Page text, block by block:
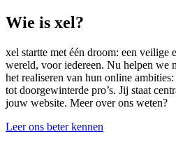
Wie is xel?
xel startte met één droom: een veilige
wereld, voor iedereen. Nu helpen we
het realiseren van hun online
tot doorgewinterde pro’s. Jij staat
jouw website. Meer over ons weten?
Leer ons beter kennen